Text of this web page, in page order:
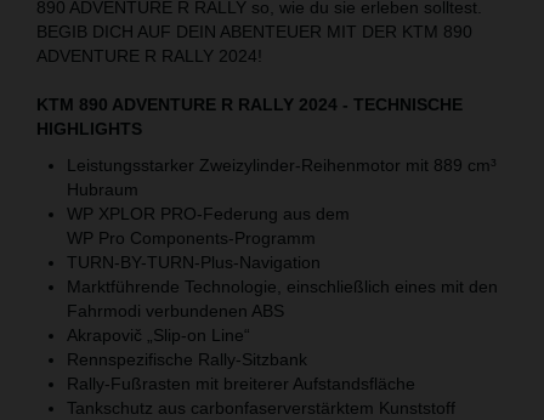
890 ADVENTURE R RALLY so, wie du sie erleben solltest.
BEGIB DICH AUF DEIN ABENTEUER MIT DER KTM 890
ADVENTURE R RALLY 2024!
KTM 890 ADVENTURE R RALLY 2024 - TECHNISCHE
HIGHLIGHTS
Leistungsstarker Zweizylinder-Reihenmotor mit 889 cm³
Hubraum
WP XPLOR PRO-Federung aus dem
WP Pro Components-Programm
TURN-BY-TURN-Plus-Navigation
Marktführende Technologie, einschließlich eines mit den
Fahrmodi verbundenen ABS
Akrapovič „Slip-on Line“
Rennspezifische Rally-Sitzbank
Rally-Fußrasten mit breiterer Aufstandsfläche
Tankschutz aus carbonfaserverstärktem Kunststoff